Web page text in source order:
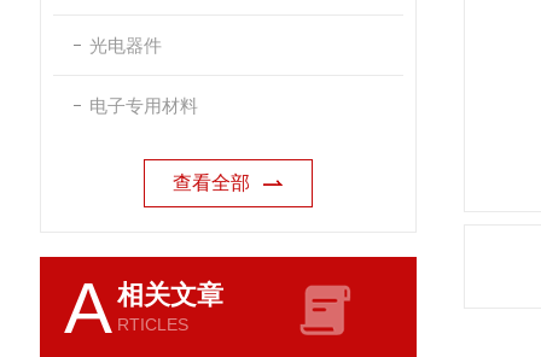
光电器件
电子专用材料
查看全部
A相关文章
RTICLES